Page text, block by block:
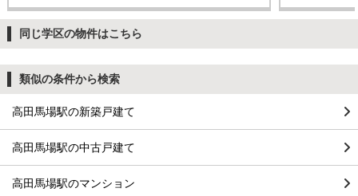
同じ学区の物件はこちら
類似の条件から検索
高田馬場駅の新築戸建て
高田馬場駅の中古戸建て
高田馬場駅のマンション